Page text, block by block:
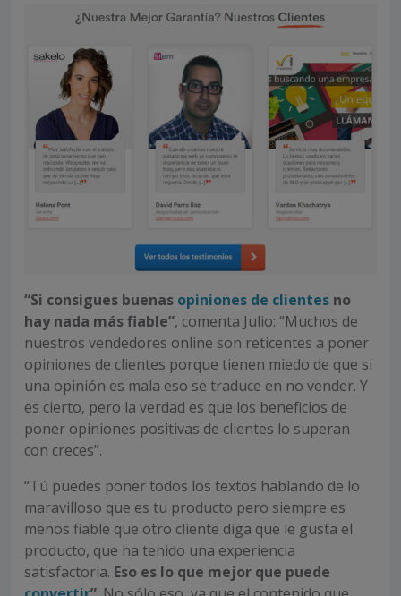
“Si consigues buenas opiniones de clientes no
hay nada más fiable”, comenta Julio: “Muchos de
nuestros vendedores online son reticentes a poner
opiniones de clientes porque tienen miedo de que si
una opinión es mala eso se traduce en no vender. Y
es cierto, pero la verdad es que los beneficios de
poner opiniones positivas de clientes lo superan
con creces”.
“Tú puedes poner todos los textos hablando de lo
maravilloso que es tu producto pero siempre es
menos fiable que otro cliente diga que le gusta el
producto, que ha tenido una experiencia
satisfactoria. Eso es lo que mejor que puede